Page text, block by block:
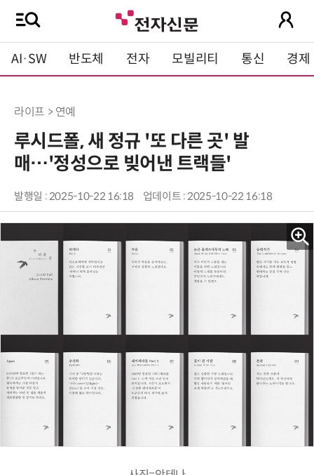
AI·SW 반도체 전자 모빌리티 통신 경제
라이프 > 연예
루시드폴, 새 정규 '또 다른 곳' 발
매…'정성으로 빚어낸 트랙들'
발행일 : 2025-10-22 16:18 업데이트 : 2025-10-22 16:18